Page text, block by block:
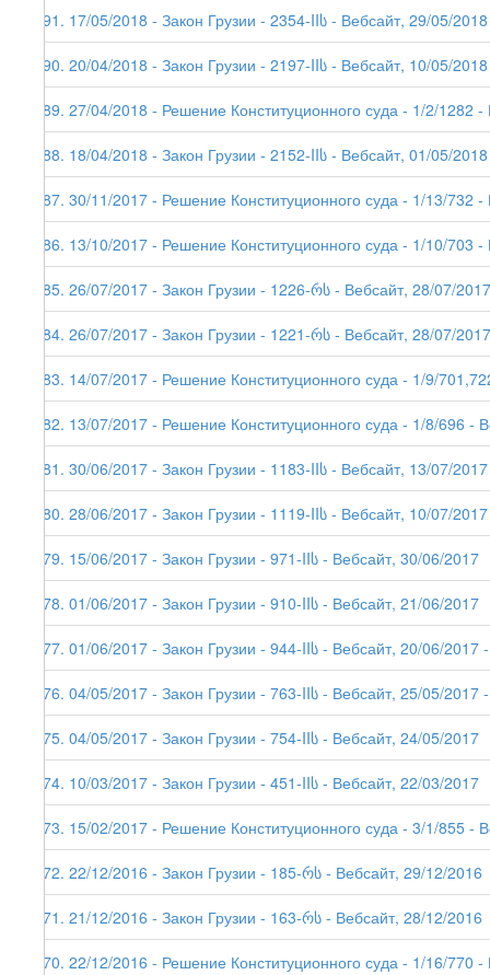
191. 17/05/2018 - Закон Грузии - 2354-IIს - Вебсайт, 29/05/2018
190. 20/04/2018 - Закон Грузии - 2197-IIს - Вебсайт, 10/05/2018
189. 27/04/2018 - Решение Конституционного суда - 1/2/1282
188. 18/04/2018 - Закон Грузии - 2152-IIს - Вебсайт, 01/05/2018
187. 30/11/2017 - Решение Конституционного суда - 1/13/732
186. 13/10/2017 - Решение Конституционного суда - 1/10/703
185. 26/07/2017 - Закон Грузии - 1226-რს - Вебсайт, 28/07/2017
184. 26/07/2017 - Закон Грузии - 1221-რს - Вебсайт, 28/07/
183. 14/07/2017 - Решение Конституционного суда - 1/9/
182. 13/07/2017 - Решение Конституционного суда - 1/8/696 -
181. 30/06/2017 - Закон Грузии - 1183-IIს - Вебсайт, 13/07/2017
180. 28/06/2017 - Закон Грузии - 1119-IIს - Вебсайт, 10/07/2017
179. 15/06/2017 - Закон Грузии - 971-IIს - Вебсайт, 30/06/2017
178. 01/06/2017 - Закон Грузии - 910-IIს - Вебсайт, 21/06/2017
177. 01/06/2017 - Закон Грузии - 944-IIს - Вебсайт, 20/06/
176. 04/05/2017 - Закон Грузии - 763-IIს - Вебсайт, 25/05/
175. 04/05/2017 - Закон Грузии - 754-IIს - Вебсайт, 24/05/2017
174. 10/03/2017 - Закон Грузии - 451-IIს - Вебсайт, 22/03/2017
173. 15/02/2017 - Решение Конституционного суда - 3/1/855 -
172. 22/12/2016 - Закон Грузии - 185-რს - Вебсайт, 29/12/2016
171. 21/12/2016 - Закон Грузии - 163-რს - Вебсайт, 28/12/2016
170. 22/12/2016 - Решение Конституционного суда - 1/16/770